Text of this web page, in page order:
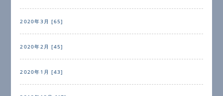
2020年3月 [65]
2020年2月 [45]
2020年1月 [43]